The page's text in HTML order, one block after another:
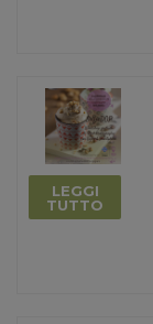
LEGGI
TUTTO